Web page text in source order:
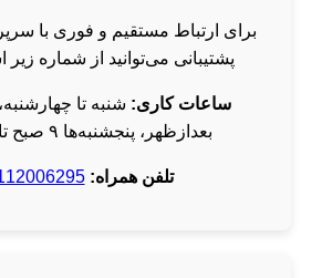
برای ارتباط مستقیم و فوری با
پشتیبانی می‌توانید از شماره زیر
ساعات کاری:
بعدازظهر، پنجشنبه‌ها ۹ صبح تا ۱۲ ظهر
تلفن همراه: